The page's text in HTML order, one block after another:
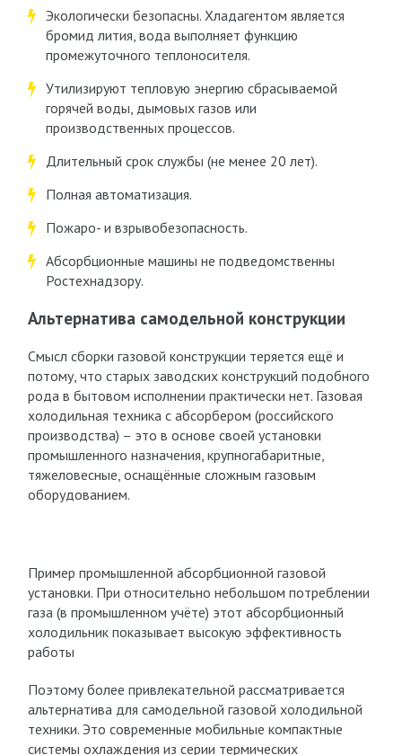
Экологически безопасны. Хладагентом является
бромид лития, вода выполняет функцию
промежуточного теплоносителя.
Утилизируют тепловую энергию сбрасываемой
горячей воды, дымовых газов или
производственных процессов.
Длительный срок службы (не менее 20 лет).
Полная автоматизация.
Пожаро- и взрывобезопасность.
Абсорбционные машины не подведомственны
Ростехнадзору.
Альтернатива самодельной конструкции
Смысл сборки газовой конструкции теряется ещё и
потому, что старых заводских конструкций подобного
рода в бытовом исполнении практически нет. Газовая
холодильная техника с абсорбером (российского
производства) – это в основе своей установки
промышленного назначения, крупногабаритные,
тяжеловесные, оснащённые сложным газовым
оборудованием.
Пример промышленной абсорбционной газовой
установки. При относительно небольшом потреблении
газа (в промышленном учёте) этот абсорбционный
холодильник показывает высокую эффективность
работы
Поэтому более привлекательной рассматривается
альтернатива для самодельной газовой холодильной
техники. Это современные мобильные компактные
системы охлаждения из серии термических